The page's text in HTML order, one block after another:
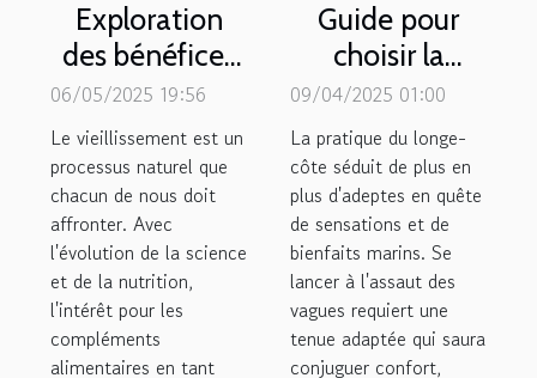
Exploration
des bénéfices
des
compléments
alimentaires
pour le
vieillissement
06/05/2025 19:56
Le vieillissement est un
processus naturel que
chacun de nous doit
affronter. Avec
l'évolution de la science
et de la nutrition,
l'intérêt pour les
compléments
alimentaires en tant
Guide pour
choisir la
meilleure
combinaison
pour le longe-
côte
09/04/2025 01:00
La pratique du longe-
côte séduit de plus en
plus d'adeptes en quête
de sensations et de
bienfaits marins. Se
lancer à l'assaut des
vagues requiert une
tenue adaptée qui saura
conjuguer confort,